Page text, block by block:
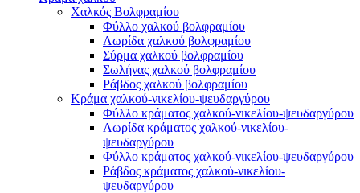
Χαλκός Βολφραμίου
Φύλλο χαλκού βολφραμίου
Λωρίδα χαλκού βολφραμίου
Σύρμα χαλκού βολφραμίου
Σωλήνας χαλκού βολφραμίου
Ράβδος χαλκού βολφραμίου
Κράμα χαλκού-νικελίου-ψευδαργύρου
Φύλλο κράματος χαλκού-νικελίου-ψευδαργύρου
Λωρίδα κράματος χαλκού-νικελίου-
ψευδαργύρου
Φύλλο κράματος χαλκού-νικελίου-ψευδαργύρου
Ράβδος κράματος χαλκού-νικελίου-
ψευδαργύρου